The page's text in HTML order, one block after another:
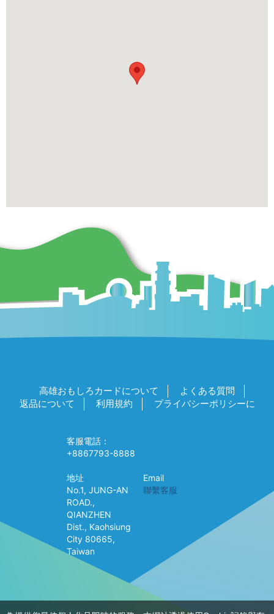
高雄おもしろカードについて
よくある質問
返品について
利用規約 プライバシーポリシーに
客服電話：
+8867793-8888
地址
No.1, JUNG-AN
ROAD.,
QIANZHEN
Dist., Kaohsiung
City 80665,
Taiwan
Email
聯繫客服